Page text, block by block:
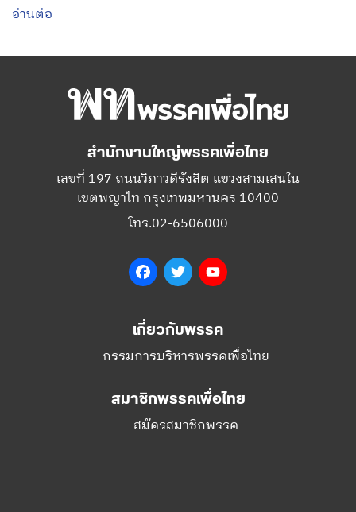
อ่านต่อ
สำนักงานใหญ่พรรคเพื่อไทย
เลขที่ 197 ถนนวิภาวดีรังสิต แขวงสามเสนใน
เขตพญาไท กรุงเทพมหานคร 10400
โทร.02-6506000
FacebookTwitter
เกี่ยวกับพรรค
กรรมการบริหารพรรคเพื่อไทย
สมาชิกพรรคเพื่อไทย
สมัครสมาชิกพรรค